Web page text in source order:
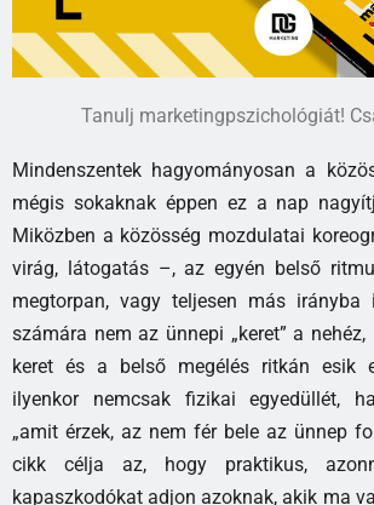
Tanulj marketingpszichológiát!
Mindenszentek hagyományosan a
mégis sokaknak éppen ez a nap
Miközben a közösség mozdulatai
virág, látogatás –, az egyén belső
megtorpan, vagy teljesen más irányba
számára nem az ünnepi „keret” a
keret és a belső megélés ritkán esik
ilyenkor nemcsak fizikai egyedüllét,
„amit érzek, az nem fér bele az ünnep
cikk célja az, hogy praktikus,
kapaszkodókat adjon azoknak, akik ma